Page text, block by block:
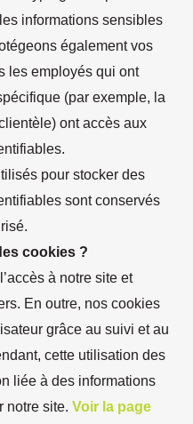
informations sensibles
également vos
les employés qui ont
(par exemple, la
ont accès aux
pour stocker des
sont conservés
cookies ?
à notre site et
En outre, nos cookies
grâce au suivi et au
cette utilisation des
liée à des informations
notre site. Voir la page